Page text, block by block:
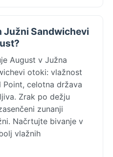
Južni Sandwichevi
August v Južna
otoki: vlažnost
Point, celotna država
Zrak po dežju
zunanji
Načrtujte bivanje v
vlažnih